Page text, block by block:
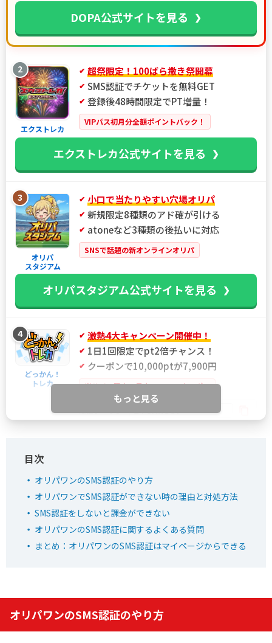
DOPA公式サイトを見る
2
エクストレカ
超祭限定！100ばら撒き祭開幕
SMS認証でチケットを無料GET
登録後48時間限定でPT増量！
VIPパス初月分全額ポイントバック！
エクストレカ公式サイトを見る
3
オリパ
スタジアム
小口で当たりやすい穴場オリパ
新規限定8種類のアド確が引ける
atoneなど3種類の後払いに対応
SNSで話題の新オンラインオリパ
オリパスタジアム公式サイトを見る
4
どっかん！
トレカ
激熱4大キャンペーン開催中！
1日1回限定でpt2倍チャンス！
クーポンで10,000ptが7,900円
当サイト限定！最大21%OFFクーポン
おりパンダ
新規限定アド確ガチャが6種類！
LINE連携で初回最大90％OFF
招待コード入力で最大2,000pt
小口で当たりやすい新オンラインオリパ
おりパンダ公式サイトを見る
もっと見る
オリパワンのSMS認証のやり方
オリパワンでSMS認証ができない時の理由と対処方法
SMS認証をしないと課金ができない
オリパワンのSMS認証に関するよくある質問
まとめ：オリパワンのSMS認証はマイページからできる
オリパワンのSMS認証のやり方